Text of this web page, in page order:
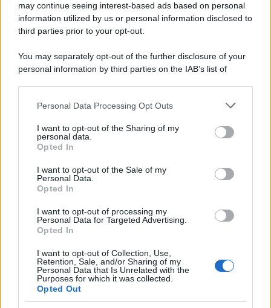
may continue seeing interest-based ads based on personal
information utilized by us or personal information disclosed to
third parties prior to your opt-out.
You may separately opt-out of the further disclosure of your
personal information by third parties on the IAB’s list of
This information may also be disclosed by us to third parties
disclose it to other third parties.
Please note that this website/app uses one or more Google
services and may gather and store information including but
not limited to your visit or usage behaviour. You may click to
grant or deny consent to Google and its third-party tags to
consent section.
Personal Data Processing Opt Outs
I want to opt-out of the Sharing of my
personal data.
Opted In
I want to opt-out of the Sale of my
Personal Data.
Opted In
I want to opt-out of processing my
Personal Data for Targeted Advertising.
Opted In
I want to opt-out of Collection, Use,
Retention, Sale, and/or Sharing of my
Personal Data that Is Unrelated with the
Purposes for which it was collected.
Opted Out